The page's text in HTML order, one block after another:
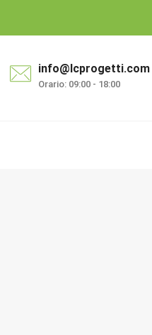
info@lcprogetti.com
Orario: 09:00 - 18:00